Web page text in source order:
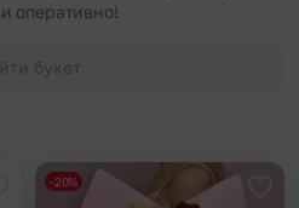
оперативно!
букет
-20%